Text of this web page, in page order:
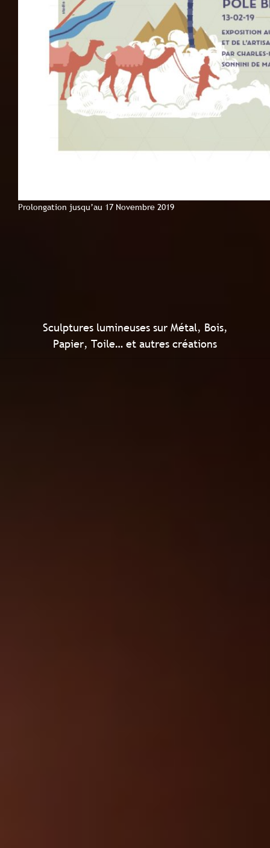
Prolongation jusqu’au 17 Novembre 2019
Sculptures lumineuses sur Métal, Bois,
Papier, Toile… et autres créations